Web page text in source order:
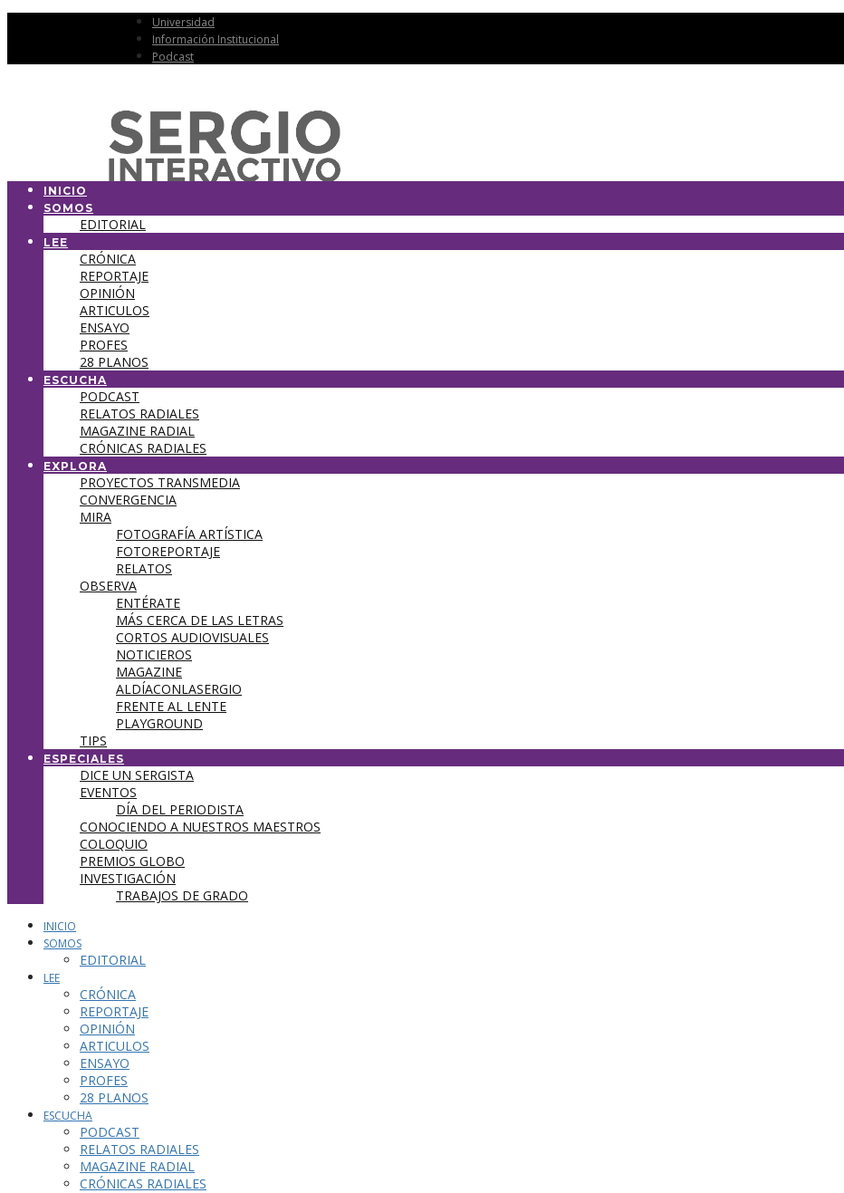
Universidad
Información Institucional
Podcast
INICIO
SOMOS
EDITORIAL
LEE
CRÓNICA
REPORTAJE
OPINIÓN
ARTICULOS
ENSAYO
PROFES
28 PLANOS
ESCUCHA
PODCAST
RELATOS RADIALES
MAGAZINE RADIAL
CRÓNICAS RADIALES
EXPLORA
PROYECTOS TRANSMEDIA
CONVERGENCIA
MIRA
FOTOGRAFÍA ARTÍSTICA
FOTOREPORTAJE
RELATOS
OBSERVA
ENTÉRATE
MÁS CERCA DE LAS LETRAS
CORTOS AUDIOVISUALES
NOTICIEROS
MAGAZINE
ALDÍACONLASERGIO
FRENTE AL LENTE
PLAYGROUND
TIPS
ESPECIALES
DICE UN SERGISTA
EVENTOS
DÍA DEL PERIODISTA
CONOCIENDO A NUESTROS MAESTROS
COLOQUIO
PREMIOS GLOBO
INVESTIGACIÓN
TRABAJOS DE GRADO
INICIO
SOMOS
EDITORIAL
LEE
CRÓNICA
REPORTAJE
OPINIÓN
ARTICULOS
ENSAYO
PROFES
28 PLANOS
ESCUCHA
PODCAST
RELATOS RADIALES
MAGAZINE RADIAL
CRÓNICAS RADIALES